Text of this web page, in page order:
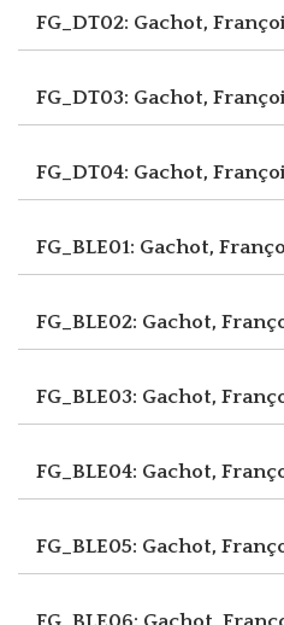
FG_DT02: Gachot,
FG_DT03: Gachot,
FG_DT04: Gachot,
FG_BLE01: Gachot,
FG_BLE02: Gachot,
FG_BLE03: Gachot,
FG_BLE04: Gachot,
FG_BLE05: Gachot,